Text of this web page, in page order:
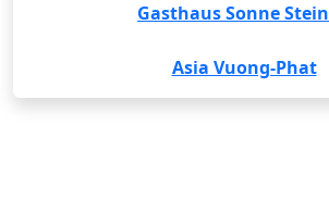
Gasthaus Sonne
Asia Vuong-Phat